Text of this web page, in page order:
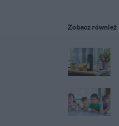
Zobacz również